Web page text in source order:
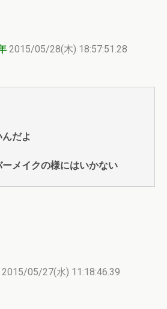
2015/05/28(木) 18:57:51.28
だよ
メイクの様にはいかない
2015/05/27(水) 11:18:46.39